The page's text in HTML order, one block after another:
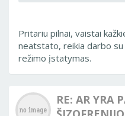
Pritariu pilnai, vaistai
neatstato, reikia darbo
režimo įstatymas.
RE: AR YRA